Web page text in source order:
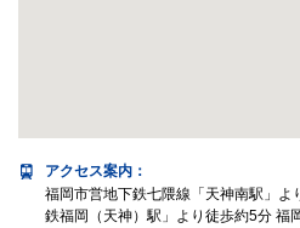
アクセス案内 ：
福岡市営地下鉄七隈線「天神南駅」
鉄福岡（天神）駅」より徒歩約5分 福